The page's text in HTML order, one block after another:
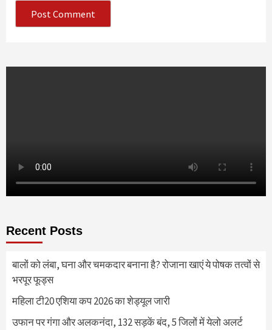
Recent Posts
बालों को लंबा, घना और चमकदार बनाना है? रोजाना खाएं ये पोषक तत्वों से
भरपूर फूड्स
महिला टी20 एशिया कप 2026 का शेड्यूल जारी
उफान पर गंगा और अलकनंदा, 132 सड़कें बंद, 5 जिलों में येलो अलर्ट